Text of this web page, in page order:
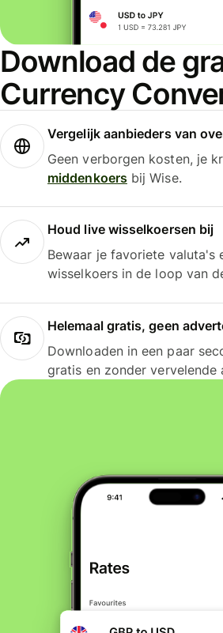
Download de
Currency
Vergelijk aanbieders van
Geen verborgen kosten, je
middenkoersbij Wise.
Houd live wisselkoersen bij
Bewaar je favoriete valuta's
wisselkoers in de loop van
Helemaal gratis, geen
Downloaden in een paar
gratis en zonder vervelende